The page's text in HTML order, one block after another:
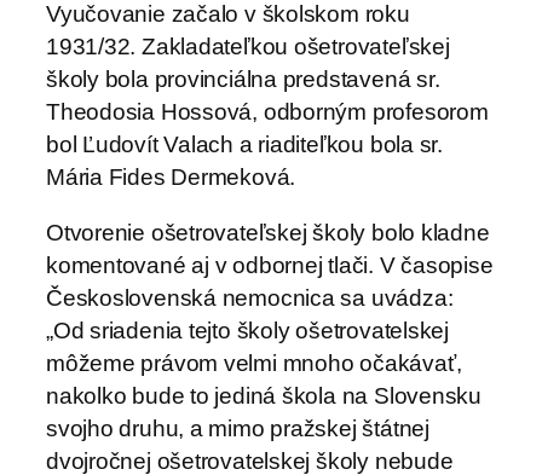
Vyučovanie začalo v školskom roku
1931/32. Zakladateľkou ošetrovateľskej
školy bola provinciálna predstavená sr.
Theodosia Hossová, odborným profesorom
bol Ľudovít Valach a riaditeľkou bola sr.
Mária Fides Dermeková.
Otvorenie ošetrovateľskej školy bolo kladne
komentované aj v odbornej tlači. V časopise
Československá nemocnica sa uvádza:
„Od sriadenia tejto školy ošetrovatelskej
môžeme právom velmi mnoho očakávať,
nakolko bude to jediná škola na Slovensku
svojho druhu, a mimo pražskej štátnej
dvojročnej ošetrovatelskej školy nebude